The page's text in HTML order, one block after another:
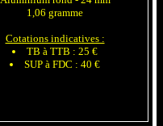
1,06 gramme
Cotations indicatives :
TB à TTB : 25 €
SUP à FDC : 40 €